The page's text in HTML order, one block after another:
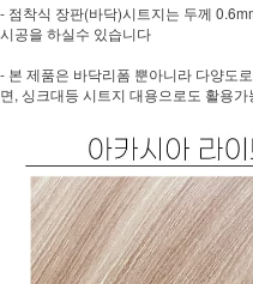
- 점착식 장판(바닥)시트지는 두께
시공을 하실수 있습니다
- 본 제품은 바닥리폼 뿐아니라 다양도
면, 싱크대등 시트지 대용으로도 활용가